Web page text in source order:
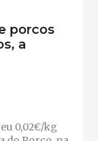
porcos
a
0,02€/kg